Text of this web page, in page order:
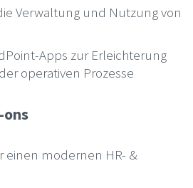
Verwaltung und Nutzung von
Apps zur Erleichterung
operativen Prozesse
einen modernen HR- &